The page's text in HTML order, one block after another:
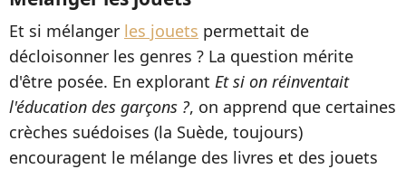
Et si mélanger les jouets permettait de
décloisonner les genres ? La question mérite
d'être posée. En explorant Et si on réinventait
l'éducation des garçons ?, on apprend que certaines
crèches suédoises (la Suède, toujours)
encouragent le mélange des livres et des jouets